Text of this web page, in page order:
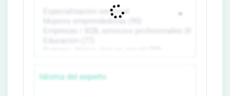
Idioma del experto